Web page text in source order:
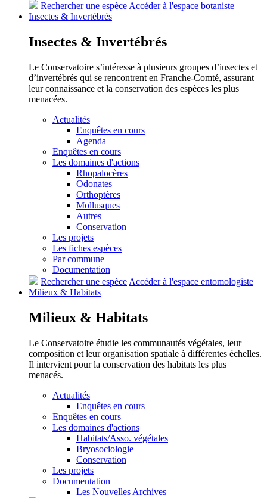
Rechercher une espèceAccéder à l'espace botaniste
Insectes & Invertébrés
Insectes & Invertébrés
Le Conservatoire s’intéresse à plusieurs groupes d’insectes et
d’invertébrés qui se rencontrent en Franche-Comté, assurant
leur connaissance et la conservation des espèces les plus
menacées.
Actualités
Enquêtes en cours
Agenda
Enquêtes en cours
Les domaines d'actions
Rhopalocères
Odonates
Orthoptères
Mollusques
Autres
Conservation
Les projets
Les fiches espèces
Par commune
Documentation
Rechercher une espèce Accéder à l'espace entomologiste
Milieux & Habitats
Milieux & Habitats
Le Conservatoire étudie les communautés végétales, leur
composition et leur organisation spatiale à différentes échelles.
Il intervient pour la conservation des habitats les plus
menacés.
Actualités
Enquêtes en cours
Enquêtes en cours
Les domaines d'actions
Habitats/Asso. végétales
Bryosociologie
Conservation
Les projets
Documentation
Les Nouvelles Archives